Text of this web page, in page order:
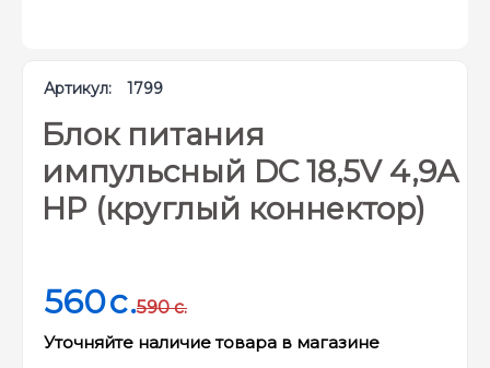
Артикул: 1799
Блок питания
импульсный DC 18,5V 4,9A
HP (круглый коннектор)
560c.
Уточняйте наличие товара в магазине
590 c.